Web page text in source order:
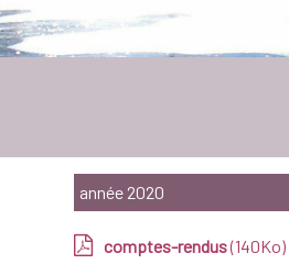
année 2020
comptes-rendus(140Ko)